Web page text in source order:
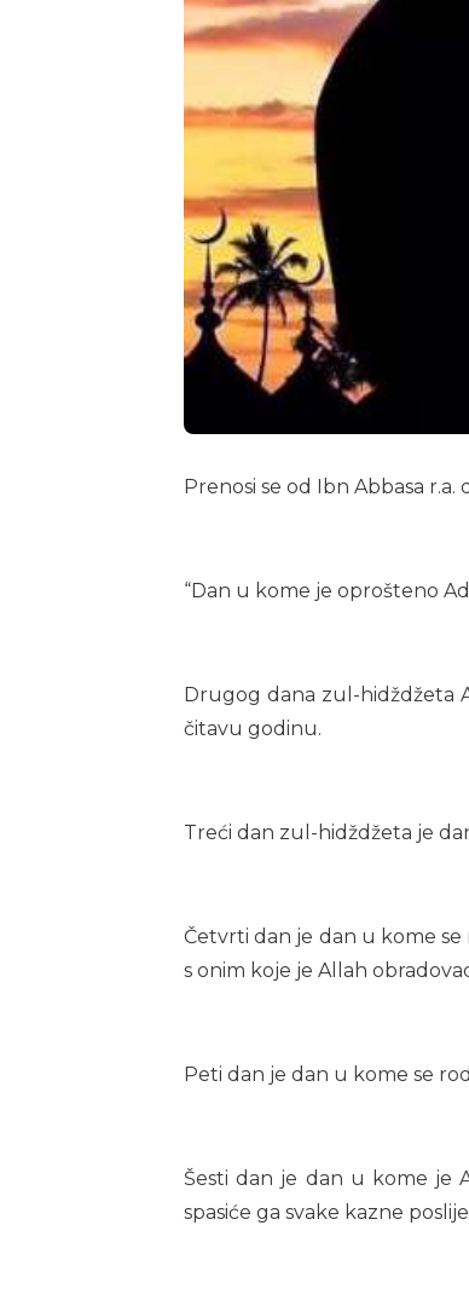
Prenosi se od Ibn Abbasa r.a.
“Dan u kome je oprošteno
Drugog dana zul-hidždžeta
čitavu godinu.
Treći dan zul-hidždžeta je
Četvrti dan je dan u kome se
s onim koje je Allah
Peti dan je dan u kome se
Šesti dan je dan u kome je
spasiće ga svake kazne